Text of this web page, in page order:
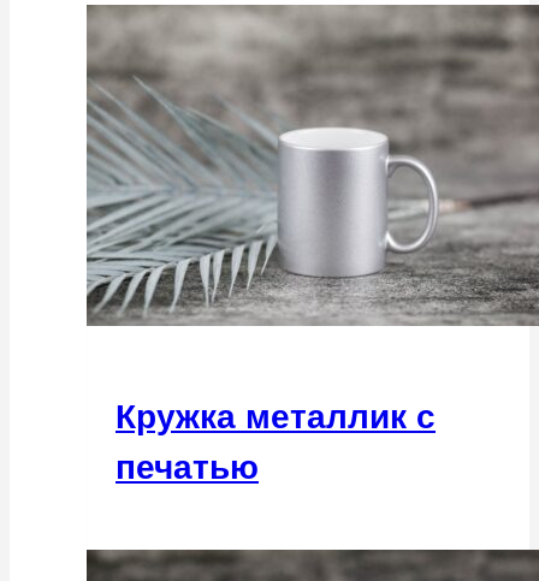
Кружка металлик с
печатью